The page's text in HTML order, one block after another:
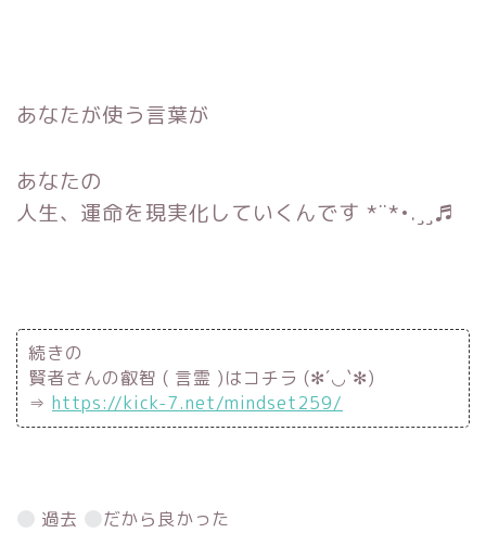
あなたが使う言葉が
あなたの
人生、運命を現実化していくんです *¨*•.¸¸♬
続きの
賢者さんの叡智 ( 言霊 )はコチラ (✻´◡`✻)
⇒ https://kick-7.net/mindset259/
過去
だから良かった